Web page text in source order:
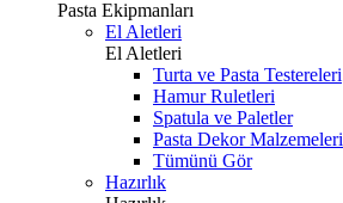
Pasta Ekipmanları
El Aletleri
El Aletleri
Turta ve Pasta Testereleri
Hamur Ruletleri
Spatula ve Paletler
Pasta Dekor Malzemeleri
Tümünü Gör
Hazırlık